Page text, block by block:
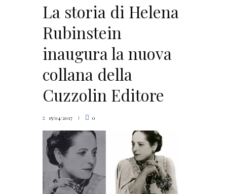
La storia di Helena
Rubinstein
inaugura la nuova
collana della
Cuzzolin Editore
15/04/2017 0